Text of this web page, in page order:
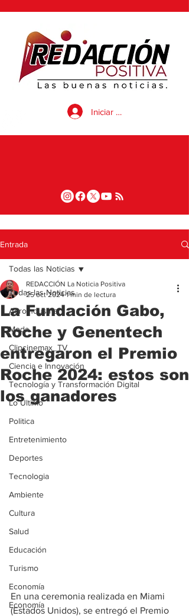
Iniciar sesión
Entrada
Todas las Noticias
Agroindustria
Moda
Clipcinemax_TV
Ciencia e Innovación
Tecnología y Transformación Digital
Lo Ultimo
Politica
Entretenimiento
Deportes
Tecnologia
Ambiente
Cultura
Salud
Educación
Turismo
Economía
Economía
Todas las Noticias
La Fundación Gabo,
Roche y Genentech
entregaron el Premio
Roche 2024: estos son
los ganadores
REDACCIÓN La Noticia Positiva
25 oct 2024 1 min de lectura
En una ceremonia realizada en Miami
(Estados Unidos), se entregó el Premio